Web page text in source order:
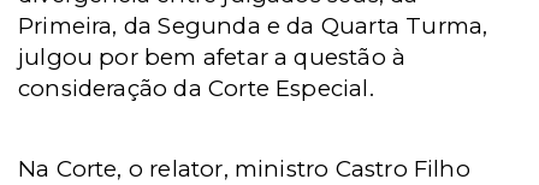
Primeira, da Segunda e da Quarta Turma,
julgou por bem afetar a questão à
consideração da Corte Especial.
Na Corte, o relator, ministro Castro Filho